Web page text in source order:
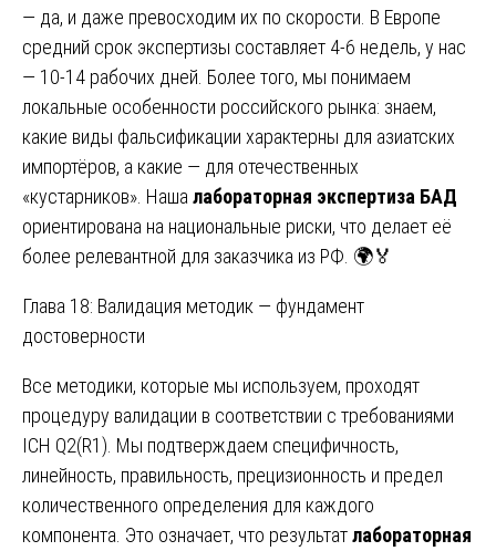
— да, и даже превосходим их по скорости. В Европе
средний срок экспертизы составляет 4-6 недель, у нас
— 10-14 рабочих дней. Более того, мы понимаем
локальные особенности российского рынка: знаем,
какие виды фальсификации характерны для азиатских
импортёров, а какие — для отечественных
«кустарников». Наша лабораторная экспертиза БАД
ориентирована на национальные риски, что делает её
более релевантной для заказчика из РФ. 🌍🏅
Глава 18: Валидация методик — фундамент
достоверности
Все методики, которые мы используем, проходят
процедуру валидации в соответствии с требованиями
ICH Q2(R1). Мы подтверждаем специфичность,
линейность, правильность, прецизионность и предел
количественного определения для каждого
компонента. Это означает, что результатлабораторная